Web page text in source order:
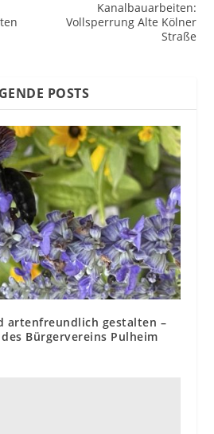
Kanalbauarbeiten:
Vollsperrung Alte Kölner
Straße
POSTS
artenfreundlich gestalten –
Bürgervereins Pulheim